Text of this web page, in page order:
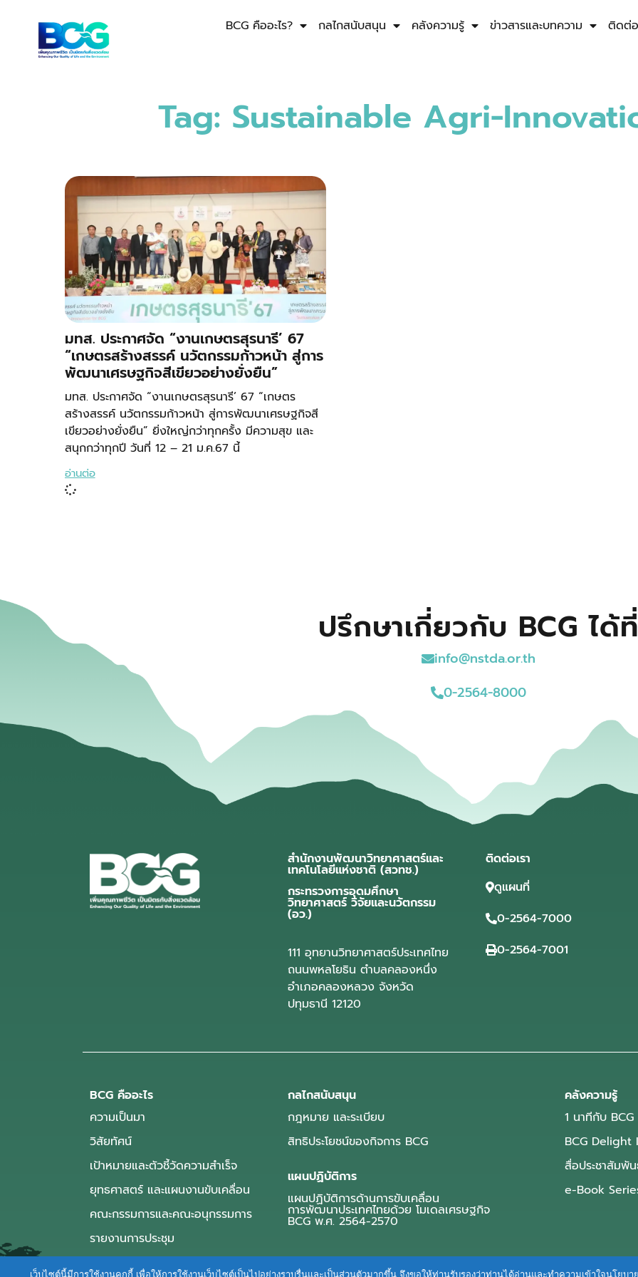
BCG คืออะไร? กลไกสนับสนุน คลังความรู้ ข่าวสารและบทความ ติดต่อ
Tag: Sustainable Agri-
มทส. ประกาศจัด “งานเกษตรสุรนารี’ 67
“เกษตรสร้างสรรค์ นวัตกรรมก้าวหน้า สู่การ
พัฒนาเศรษฐกิจสีเขียวอย่างยั่งยืน”
มทส. ประกาศจัด “งานเกษตรสุรนารี’ 67 “เกษตร
สร้างสรรค์ นวัตกรรมก้าวหน้า สู่การพัฒนาเศรษฐกิจสี
เขียวอย่างยั่งยืน” ยิ่งใหญ่กว่าทุกครั้ง มีความสุข และ
สนุกกว่าทุกปี วันที่ 12 – 21 ม.ค.67 นี้
อ่านต่อ
ปรึกษาเกี่ยวกับ BCG ได้ที่
info@nstda.or.th
0-2564-8000
สำนักงานพัฒนาวิทยาศาสตร์และ
เทคโนโลยีแห่งชาติ (สวทช.)
กระทรวงการอุดมศึกษา
วิทยาศาสตร์ วิจัยและนวัตกรรม
(อว.)
111 อุทยานวิทยาศาสตร์ประเทศไทย
ถนนพหลโยธิน ตำบลคลองหนึ่ง
อำเภอคลองหลวง จังหวัด
ปทุมธานี 12120
ติดต่อเรา
ดูแผนที่
0-2564-7000
0-2564-7001
BCG คืออะไร
ความเป็นมา
วิสัยทัศน์
เป้าหมายและตัวชี้วัดความสำเร็จ
ยุทธศาสตร์ และแผนงานขับเคลื่อน
คณะกรรมการและคณะอนุกรรมการ
รายงานการประชุม
กลไกสนับสนุน
กฎหมาย และระเบียบ
สิทธิประโยชน์ของกิจการ BCG
แผนปฏิบัติการ
แผนปฏิบัติการด้านการขับเคลื่อน
การพัฒนาประเทศไทยด้วย โมเดลเศรษฐกิจ
BCG พ.ศ. 2564-2570
คลังความรู้
1 นาทีกับ BCG
BCG
สื่อประชาสัมพั
e-Book
เว็บไซต์นี้มีการใช้งานคุกกี้ เพื่อให้การใช้งานเว็บไซต์เป็นไปอย่างราบรื่นและเป็นส่วนตัวมากขึ้น จึงขอให้ท่านรับรองว่าท่านได้อ่านและทำความเข้าใจนโ